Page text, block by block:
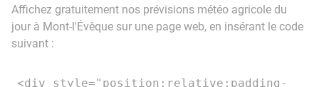
Affichez gratuitement nos prévisions météo agricole du
jour à Mont-l'Évêque sur une page web, en insérant le code
suivant :